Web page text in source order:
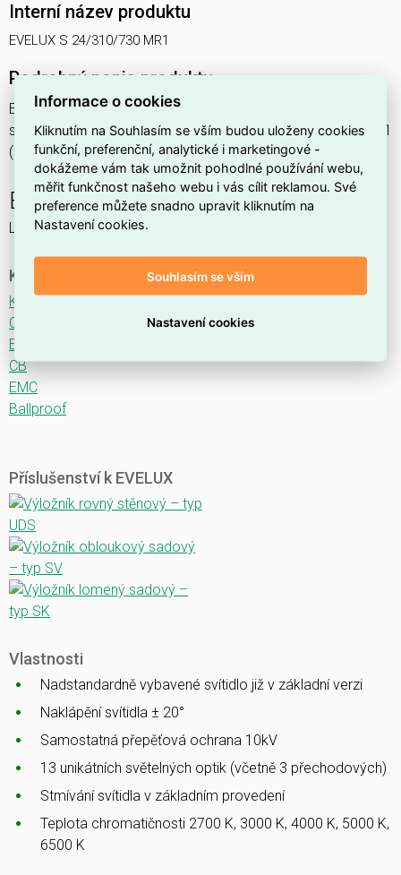
Interní název produktu
EVELUX S 24/310/730 MR1
Podrobný popis produktu
EVELUX S 24/310/730 MR1 26W IP66
svítidlo pouliční s modulem LED, spektrum 730A3, optika MR1
(Main Road TYPE II ME3A)
EVELUX
LED svítidlo pro osvětlení komunikací.
Ke stažení
Katalogový list
CE
ENEC
CB
EMC
Ballproof
Příslušenství k EVELUX
Vlastnosti
Nadstandardně vybavené svítidlo již v základní verzi
Naklápění svítidla ± 20°
Samostatná přepěťová ochrana 10kV
13 unikátních světelných optik (včetně 3 přechodových)
Stmívání svítidla v základním provedení
Teplota chromatičnosti 2700 K, 3000 K, 4000 K, 5000 K,
6500 K
Informace o cookies
Kliknutím na Souhlasím se vším budou uloženy cookies
funkční, preferenční, analytické i marketingové -
dokážeme vám tak umožnit pohodlné používání webu,
měřit funkčnost našeho webu i vás cílit reklamou. Své
preference můžete snadno upravit kliknutím na
Nastavení cookies.
Souhlasím se vším
Nastavení cookies